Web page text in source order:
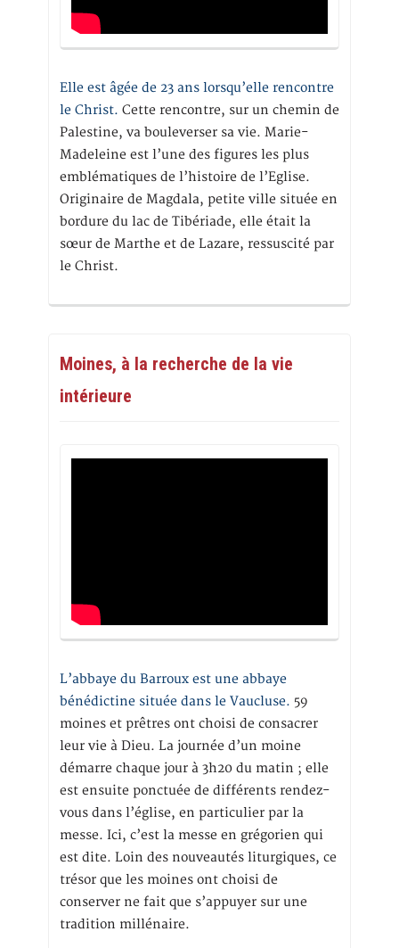
Elle est âgée de 23 ans lorsqu’elle rencontre
le Christ. Cette rencontre, sur un chemin de
Palestine, va bouleverser sa vie. Marie-
Madeleine est l’une des figures les plus
emblématiques de l’histoire de l’Eglise.
Originaire de Magdala, petite ville située en
bordure du lac de Tibériade, elle était la
sœur de Marthe et de Lazare, ressuscité par
le Christ.
Moines, à la recherche de la vie
intérieure
L’abbaye du Barroux est une abbaye
bénédictine située dans le Vaucluse. 59
moines et prêtres ont choisi de consacrer
leur vie à Dieu. La journée d’un moine
démarre chaque jour à 3h20 du matin ; elle
est ensuite ponctuée de différents rendez-
vous dans l’église, en particulier par la
messe. Ici, c’est la messe en grégorien qui
est dite. Loin des nouveautés liturgiques, ce
trésor que les moines ont choisi de
conserver ne fait que s’appuyer sur une
tradition millénaire.